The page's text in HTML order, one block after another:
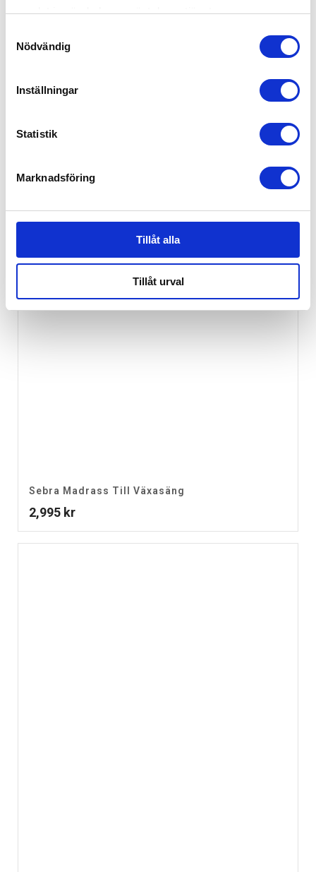
samlat in när du har använt deras tjänster.
Nödvändig
Inställningar
Statistik
Marknadsföring
Tillåt alla
Tillåt urval
Jabadabado Mobilarm Vit Trä
Sebra Madrass Till Växasäng
2,995 kr